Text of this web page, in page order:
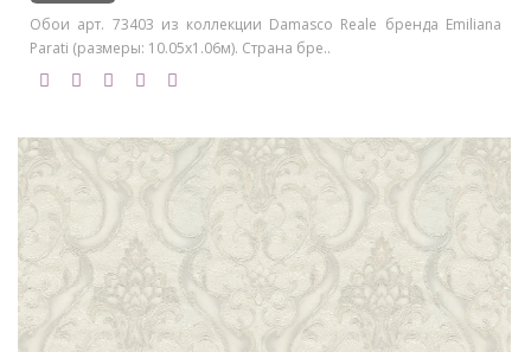
Обои арт. 73403 из коллекции Damasco Reale бренда Emiliana
Parati (размеры: 10.05х1.06м). Страна бре..